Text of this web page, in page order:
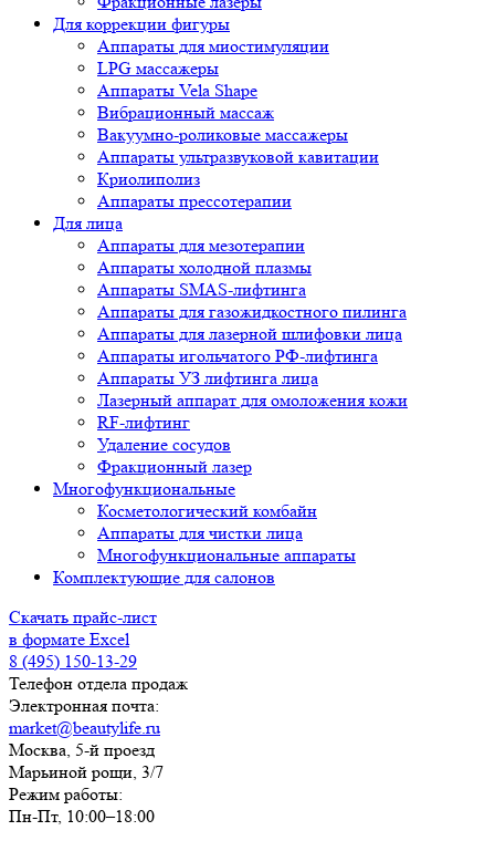
Для коррекции фигуры
Аппараты для миостимуляции
LPG массажеры
Аппараты Vela Shape
Вибрационный массаж
Вакуумно-роликовые массажеры
Аппараты ультразвуковой кавитации
Криолиполиз
Аппараты прессотерапии
Для лица
Аппараты для мезотерапии
Аппараты холодной плазмы
Аппараты SMAS-лифтинга
Аппараты для газожидкостного пилинга
Аппараты для лазерной шлифовки лица
Аппараты игольчатого РФ-лифтинга
Аппараты УЗ лифтинга лица
Лазерный аппарат для омоложения кожи
RF-лифтинг
Удаление сосудов
Фракционный лазер
Многофункциональные
Косметологический комбайн
Аппараты для чистки лица
Многофункциональные аппараты
Комплектующие для салонов
Скачать прайс-лист
в формате Excel
8 (495) 150-13-29
Телефон отдела продаж
Электронная почта:
market@beautylife.ru
Москва, 5-й проезд
Марьиной рощи, 3/7
Режим работы:
Пн-Пт, 10:00–18:00